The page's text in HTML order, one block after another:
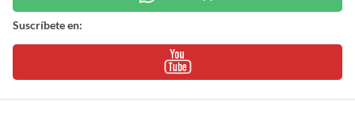
Suscríbete en: